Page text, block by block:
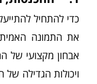
כדי להתחיל
את התמונה
אבחון מקצועי של
ויכולות הגדילה